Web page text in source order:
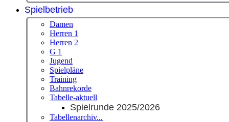
Spielbetrieb
Damen
Herren 1
Herren 2
G 1
Jugend
Spielpläne
Training
Bahnrekorde
Tabelle-aktuell
Spielrunde 2025/2026
Tabellenarchiv...